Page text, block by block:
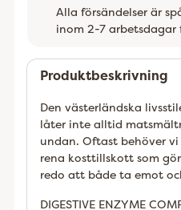
Alla försändelser är
inom 2-7
Produktbeskrivning
Den västerländska
låter inte alltid
undan. Oftast behöver
rena kosttillskott som
redo att både ta emot
DIGESTIVE ENZYME